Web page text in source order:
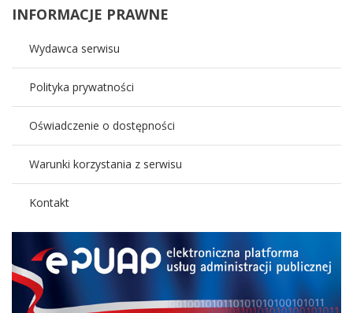
INFORMACJE PRAWNE
Wydawca serwisu
Polityka prywatności
Oświadczenie o dostępności
Warunki korzystania z serwisu
Kontakt